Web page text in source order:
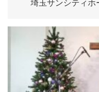
埼玉サンシティホ